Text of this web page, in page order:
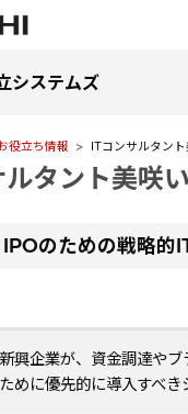
システムズ
役立ち情報 ITコンサルタン
タント美咲
のための戦略的
興企業が、資金調達や
めに優先的に導入すべ